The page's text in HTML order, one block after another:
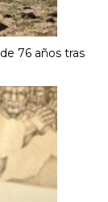
76 años tras